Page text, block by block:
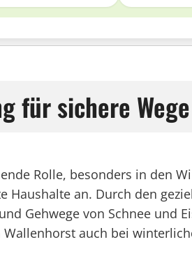
für sichere Wege
Rolle, besonders in den
an. Durch den
Gehwege von Schnee und
auch bei